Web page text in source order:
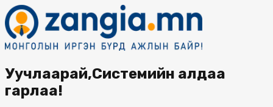
Уучлаарай,Системийн алдаа
гарлаа!